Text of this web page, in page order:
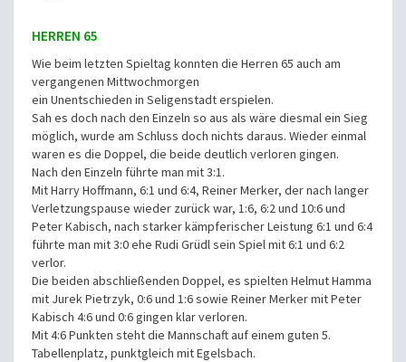
HERREN 65
Wie beim letzten Spieltag konnten die Herren 65 auch am
vergangenen Mittwochmorgen
ein Unentschieden in Seligenstadt erspielen.
Sah es doch nach den Einzeln so aus als wäre diesmal ein Sieg
möglich, wurde am Schluss doch nichts daraus. Wieder einmal
waren es die Doppel, die beide deutlich verloren gingen.
Nach den Einzeln führte man mit 3:1.
Mit Harry Hoffmann, 6:1 und 6:4, Reiner Merker, der nach langer
Verletzungspause wieder zurück war, 1:6, 6:2 und 10:6 und
Peter Kabisch, nach starker kämpferischer Leistung 6:1 und 6:4
führte man mit 3:0 ehe Rudi Grüdl sein Spiel mit 6:1 und 6:2
verlor.
Die beiden abschließenden Doppel, es spielten Helmut Hamma
mit Jurek Pietrzyk, 0:6 und 1:6 sowie Reiner Merker mit Peter
Kabisch 4:6 und 0:6 gingen klar verloren.
Mit 4:6 Punkten steht die Mannschaft auf einem guten 5.
Tabellenplatz, punktgleich mit Egelsbach.